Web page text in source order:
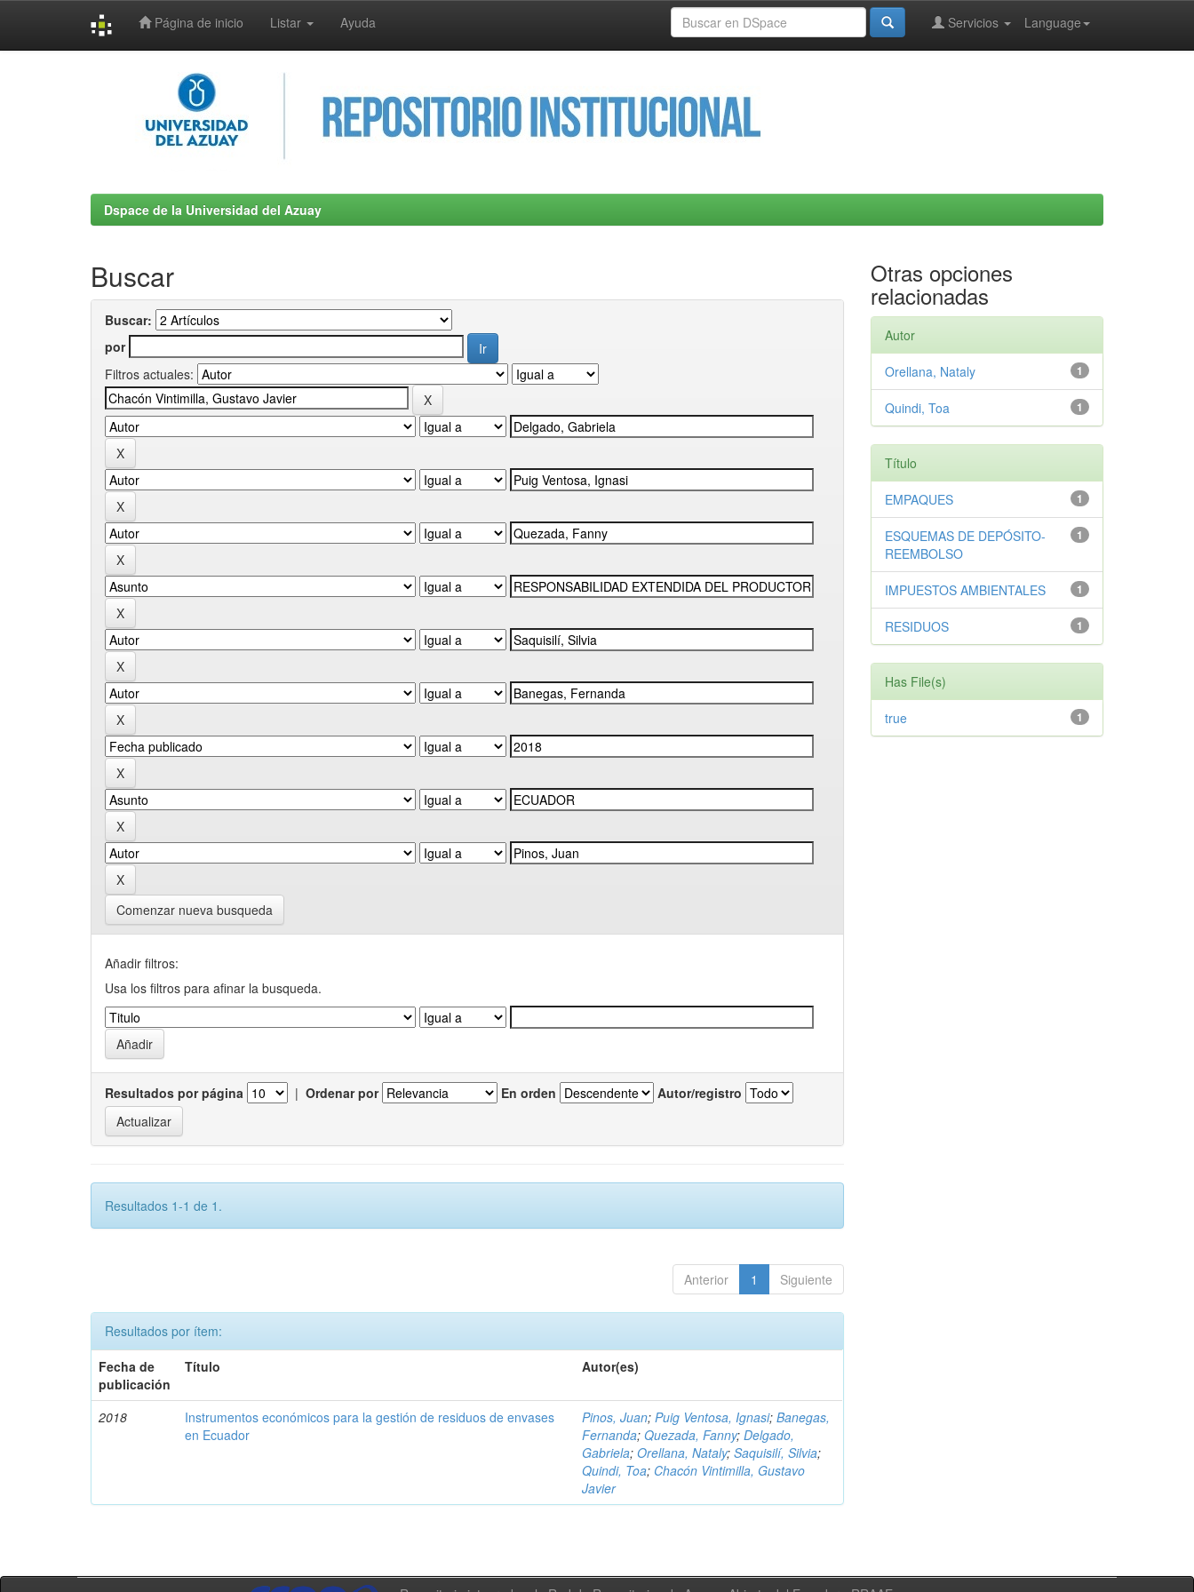
Página de inicio Listar Ayuda Language
Servicios
Dspace de la Universidad del Azuay
Buscar
Buscar:
por
Filtros actuales:
Comenzar nueva busqueda
Añadir filtros:
Usa los filtros para afinar la busqueda.
Resultados por página | Ordenar por En orden Autor/registro
Resultados 1-1 de 1.
Anterior 1 Siguiente
Resultados por ítem:
Fecha de
publicación
Título Autor(es)
2018
Instrumentos económicos para la gestión de residuos de envases
en Ecuador
Pinos, Juan;Puig Ventosa, Ignasi;Banegas,
Fernanda;Quezada, Fanny;Delgado,
Gabriela;Orellana, Nataly;Saquisilí, Silvia;
Quindi, Toa; Chacón Vintimilla, Gustavo
Javier
Otras opciones
relacionadas
Autor
1
Orellana, Nataly
1
Quindi, Toa
Título
1
EMPAQUES
1
ESQUEMAS DE DEPÓSITO-
REEMBOLSO
1
IMPUESTOS AMBIENTALES
1
RESIDUOS
Has File(s)
1
true